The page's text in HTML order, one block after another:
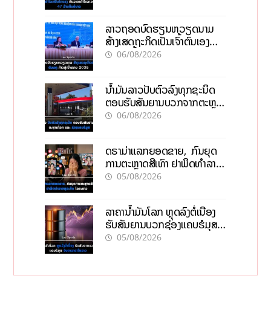
ລາວຖອດບົດຮຽນຫວຽດນາມ
ສ້າງເສດຖະກິດເປັນເຈົ້າຕົນເອງ
ກ້າວສູ່ເປົ້າໝາຍ 2035
06/08/2026
ນໍ້າມັນລາວປັບຕົວລົງທຸກຊະນິດ
ຕອບຮັບສັນຍານບວກຈາກຕະຫຼາດ
ໂລກ ແລະ ຊ່ອງແຄບຮໍມູສ
06/08/2026
ດຣາມ່າແລກຍອດຂາຍ, ກົນຍຸດ
ການຕະຫຼາດສີເທົາ ຢາພິດທຳລາຍ
ທຸລະກິດ ໄລຍະຍາວ
05/08/2026
ລາຄານ້ຳມັນໂລກ ຫຼຸດລົງຕໍ່ເນື່ອງ
ຮັບສັນຍານບວກຊ່ອງແຄບຮໍມຸສ
ຈັບຕາລາຄາໃນລາວ
05/08/2026